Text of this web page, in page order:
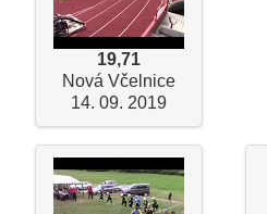
19,71
Nová Včelnice
14. 09. 2019